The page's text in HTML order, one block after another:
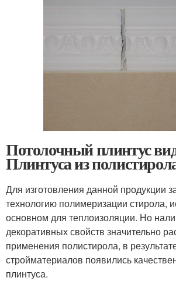
Потолочный плинтус
Плинтуса из
Для изготовления данной продукции
технологию полимеризации стирола,
основном для теплоизоляции. Но
декоративных свойств значительно
применения полистирола, в
стройматериалов появились
плинтуса.